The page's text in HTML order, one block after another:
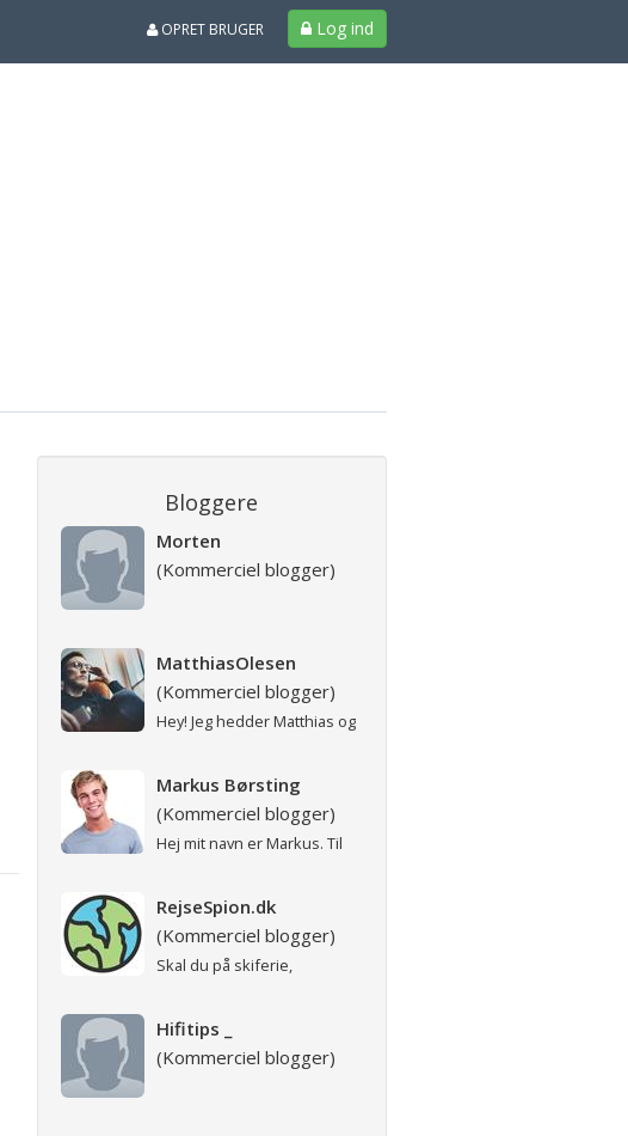
Log ind
OPRET BRUGER
Bloggere
Morten
(Kommerciel blogger)
MatthiasOlesen
(Kommerciel blogger)
Hey! Jeg hedder Matthias og
Hifigalleriet. Fre...
Markus Børsting
Nilausen
(Kommerciel blogger)
Hej mit navn er Markus. Til
Universitet, og ...
RejseSpion.dk
(Kommerciel blogger)
Skal du på skiferie,
weekendferie, juleferie, p...
Hifitips _
(Kommerciel blogger)